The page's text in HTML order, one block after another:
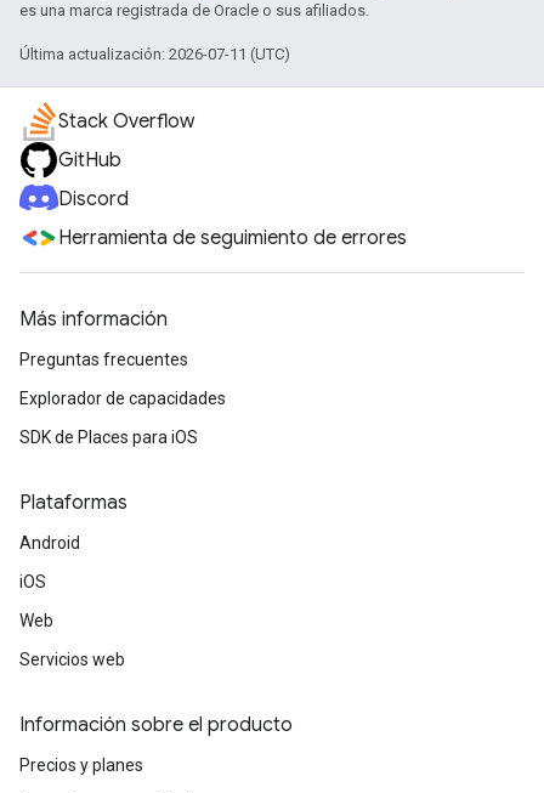
es una marca registrada de Oracle o sus afiliados.
Última actualización: 2026-07-11 (UTC)
Stack Overflow
GitHub
Discord
Herramienta de seguimiento de errores
Más información
Preguntas frecuentes
Explorador de capacidades
SDK de Places para iOS
Plataformas
Android
iOS
Web
Servicios web
Información sobre el producto
Precios y planes